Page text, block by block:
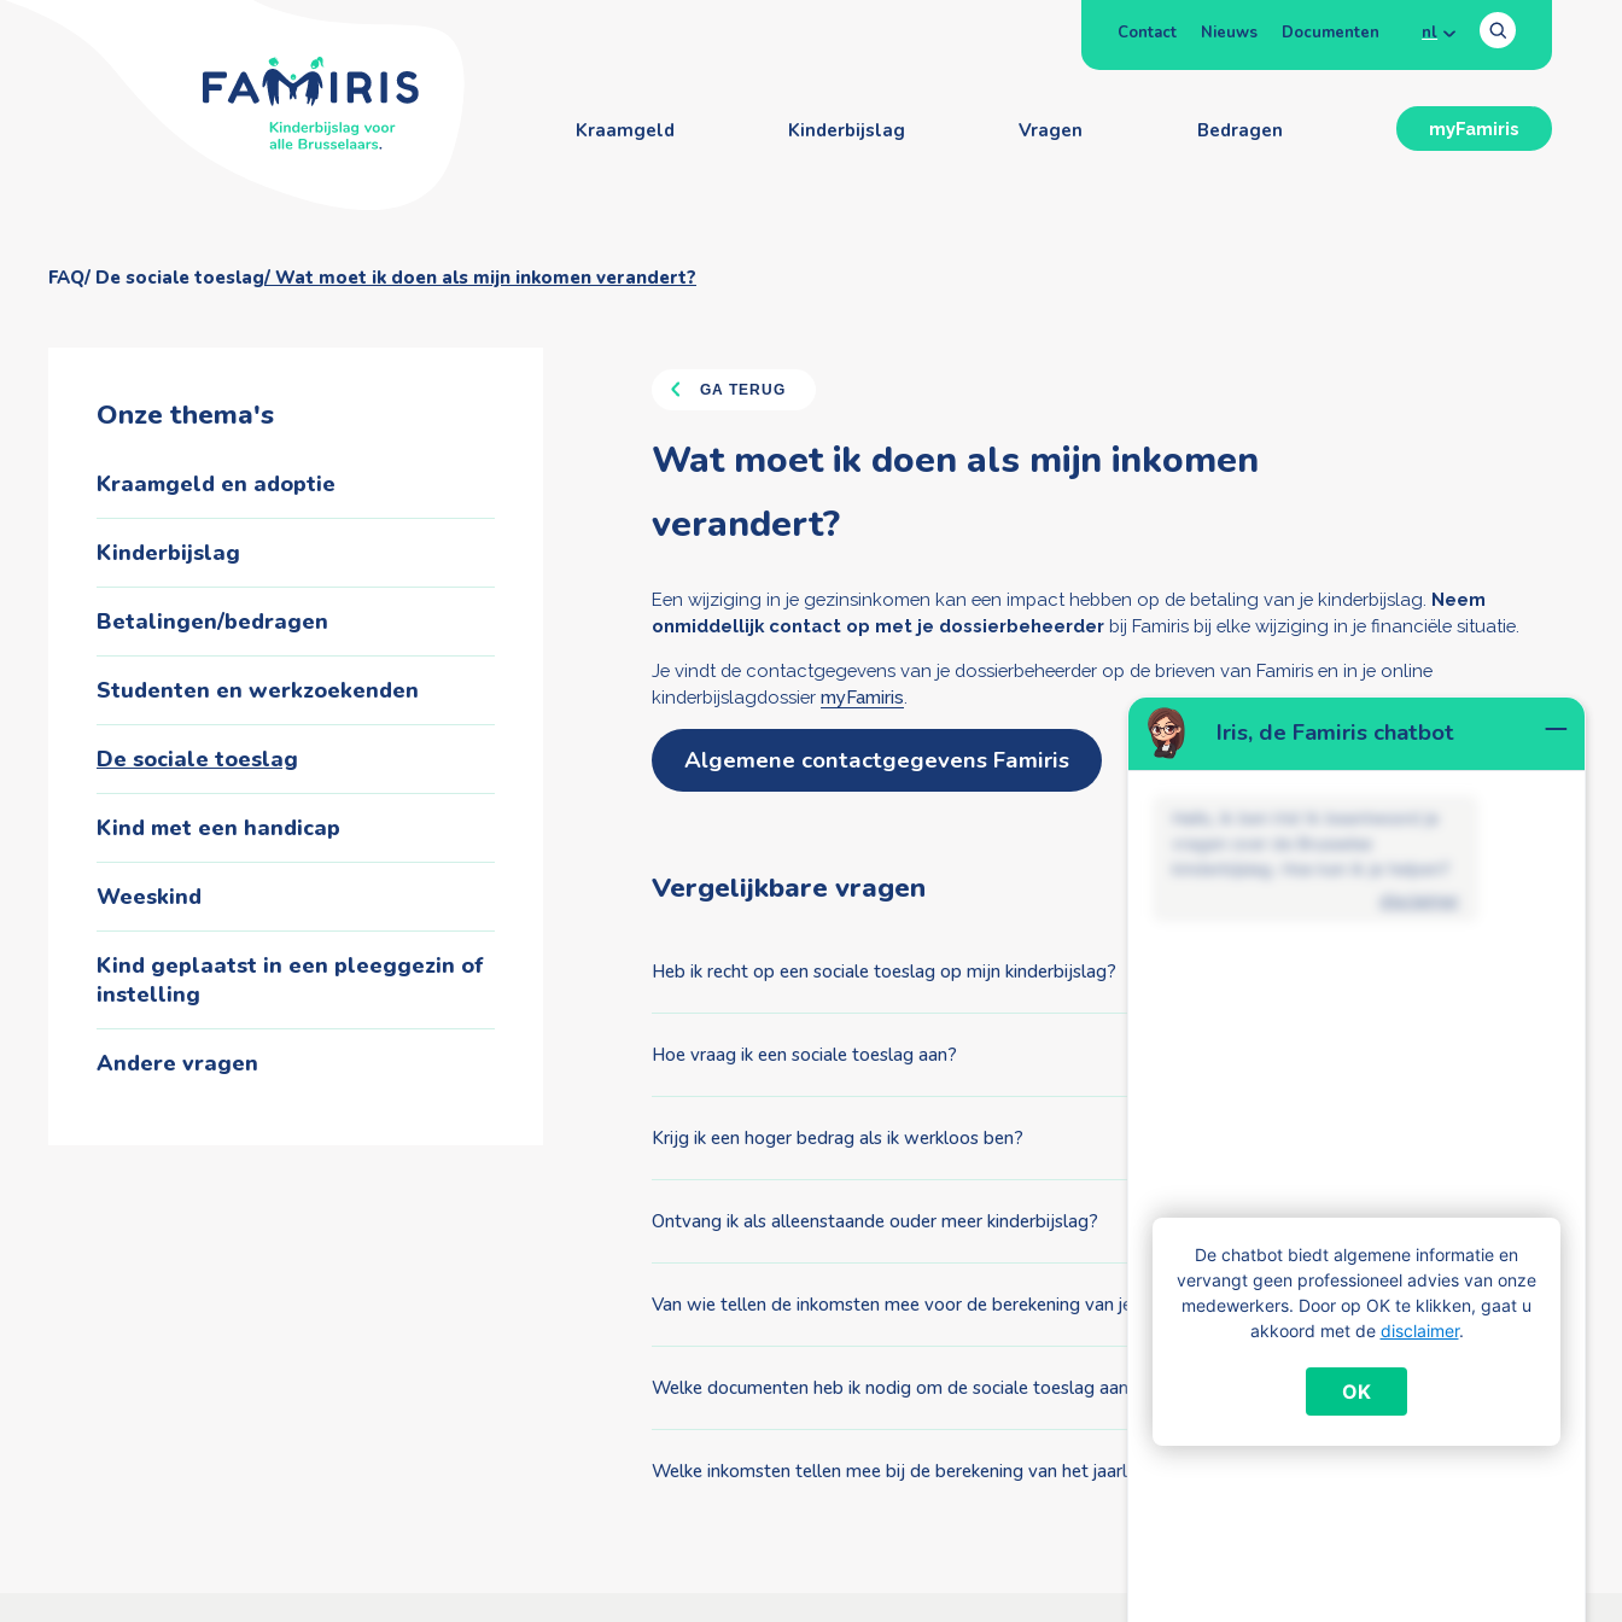
Iris, de Famiris chatbot
Hallo, ik ben Iris! Ik beantwoord je
vragen over de Brusselse
kinderbijslag. Hoe kan ik je helpen?
disclaimer
De chatbot biedt algemene informatie en
vervangt geen professioneel advies van onze
medewerkers. Door op OK te klikken, gaat u
akkoord met de disclaimer.
OK
Contact Nieuws Documenten nl
Kraamgeld Kinderbijslag Vragen Bedragen myFamiris
FAQ De sociale toeslag Wat moet ik doen als mijn inkomen verandert?
Onze thema's
Kraamgeld en adoptie
Kinderbijslag
Betalingen/bedragen
Studenten en werkzoekenden
De sociale toeslag
Kind met een handicap
Weeskind
Kind geplaatst in een pleeggezin of
instelling
Andere vragen
GA TERUG
Wat moet ik doen als mijn inkomen
verandert?
Een wijziging in je gezinsinkomen kan een impact hebben op de betaling van je kinderbijslag. Neem
onmiddellijk contact op met je dossierbeheerder bij Famiris bij elke wijziging in je financiële situatie.
Je vindt de contactgegevens van je dossierbeheerder op de brieven van Famiris en in je online
kinderbijslagdossier myFamiris
Algemene contactgegevens Famiris
Vergelijkbare vragen
Heb ik recht op een sociale toeslag op mijn kinderbijslag?
Hoe vraag ik een sociale toeslag aan?
Krijg ik een hoger bedrag als ik werkloos ben?
Ontvang ik als alleenstaande ouder meer kinderbijslag?
Van wie tellen de inkomsten mee voor de berekening van je gezinsinkomen?
Welke documenten heb ik nodig om de sociale toeslag aan te vragen?
Welke inkomsten tellen mee bij de berekening van het jaarlijks gezinsinkomen?